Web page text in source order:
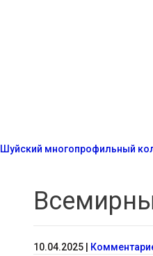
Шуйский многопрофильный
10.04.2025